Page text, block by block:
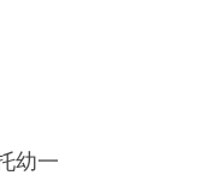
幼一